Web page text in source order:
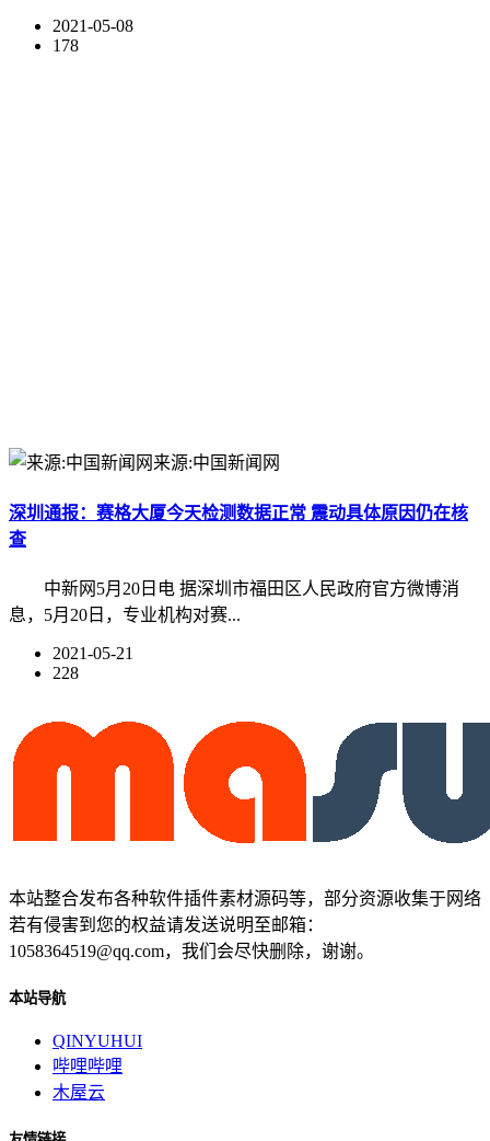
2021-05-08
178
来源:中国新闻网
深圳通报：赛格大厦今天检测数据正常 震动具体原因仍在核
查
中新网5月20日电 据深圳市福田区人民政府官方微博消
息，5月20日，专业机构对赛...
2021-05-21
228
本站整合发布各种软件插件素材源码等，部分资源收集于网络
若有侵害到您的权益请发送说明至邮箱：
1058364519@qq.com，我们会尽快删除，谢谢。
本站导航
QINYUHUI
哔哩哔哩
木屋云